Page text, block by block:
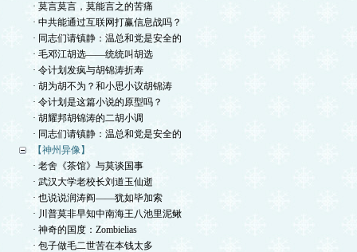
· 莫言莫言，莫能言之的苦痛
· 中共能通过互联网打赢信息战吗？
· 同志们请镇静：温总和党是安全的
· 毛邓江胡选——统统叫胡选
· 令计划发疯与胡锦涛折寿
· 胡为胡不为？和小思小议胡锦涛
· 令计划是这篇小说的原型吗？
· 胡耀邦胡锦涛的二胡小调
· 同志们请镇静：温总和党是安全的
【神州异像】
· 老舍《茶馆》与莫谈国事
· 武汉大学老校长刘道玉仙逝
· 也说说润涛阎——犹如毕加索
· 川普莫非早知中南海王八池里泥鳅
· 神奇的国度：Zombielias
· 包子做毛二世苦在本钱太多